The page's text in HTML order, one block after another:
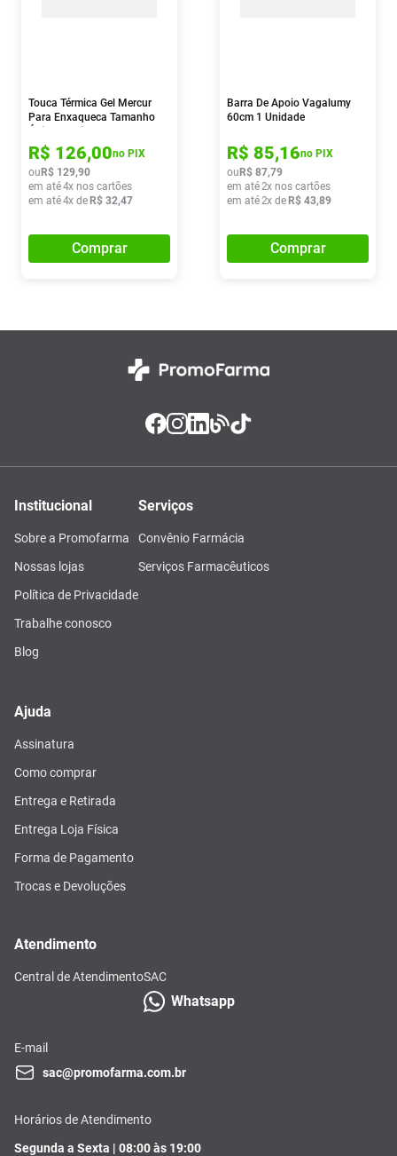
Touca Térmica Gel Mercur
Para Enxaqueca Tamanho
R$ 126,00no PIX
ou R$ 129,90
em até4x nos cartões
em até4x de R$ 32,47
Comprar
Barra De Apoio Vagalumy
60cm 1 Unidade
R$ 85,16no PIX
ou R$ 87,79
em até2x nos cartões
em até2x de R$ 43,89
Comprar
Institucional
Sobre a Promofarma
Nossas lojas
Política de Privacidade
Trabalhe conosco
Blog
Serviços
Convênio Farmácia
Serviços Farmacêuticos
Ajuda
Assinatura
Como comprar
Entrega e Retirada
Entrega Loja Física
Forma de Pagamento
Trocas e Devoluções
Atendimento
Central de AtendimentoSAC
Whatsapp
E-mail
sac@promofarma.com.br
Horários de Atendimento
Segunda a Sexta | 08:00 às 19:00